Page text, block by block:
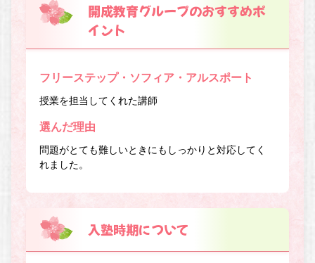
開成教育グループのおすすめポ
イント
フリーステップ・ソフィア・アルスポート
授業を担当してくれた講師
選んだ理由
問題がとても難しいときにもしっかりと対応してく
れました。
入塾時期について